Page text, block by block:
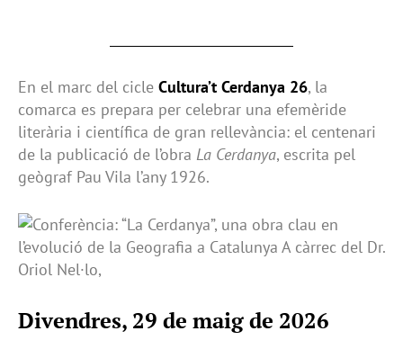
En el marc del cicle Cultura’t Cerdanya 26, la
comarca es prepara per celebrar una efemèride
literària i científica de gran rellevància: el centenari
de la publicació de l’obra La Cerdanya, escrita pel
geògraf Pau Vila l’any 1926.
Divendres, 29 de maig de 2026